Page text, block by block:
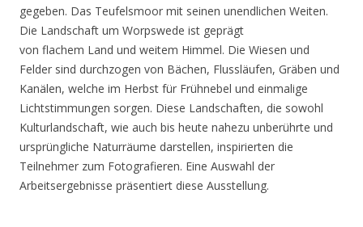
gegeben. Das Teufelsmoor mit seinen unendlichen Weiten.
Die Landschaft um Worpswede ist geprägt
von flachem Land und weitem Himmel. Die Wiesen und
Felder sind durchzogen von Bächen, Flussläufen, Gräben und
Kanälen, welche im Herbst für Frühnebel und einmalige
Lichtstimmungen sorgen. Diese Landschaften, die sowohl
Kulturlandschaft, wie auch bis heute nahezu unberührte und
ursprüngliche Naturräume darstellen, inspirierten die
Teilnehmer zum Fotografieren. Eine Auswahl der
Arbeitsergebnisse präsentiert diese Ausstellung.